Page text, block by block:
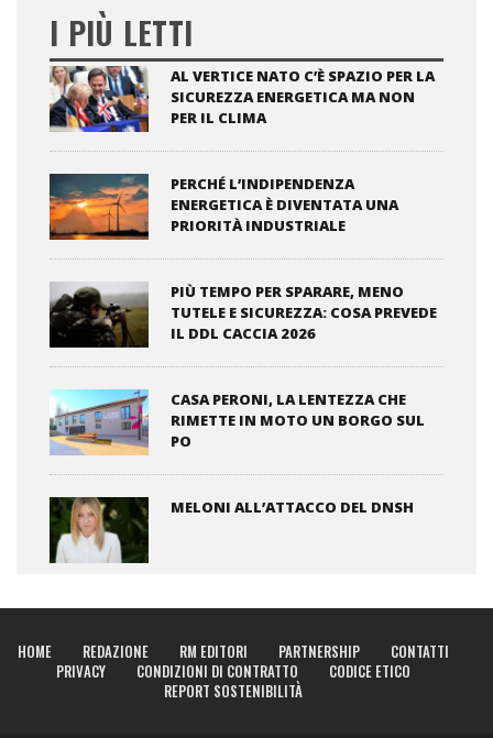
I PIÙ LETTI
AL VERTICE NATO C’È SPAZIO PER LA
SICUREZZA ENERGETICA MA NON
PER IL CLIMA
PERCHÉ L’INDIPENDENZA
ENERGETICA È DIVENTATA UNA
PRIORITÀ INDUSTRIALE
PIÙ TEMPO PER SPARARE, MENO
TUTELE E SICUREZZA: COSA PREVEDE
IL DDL CACCIA 2026
CASA PERONI, LA LENTEZZA CHE
RIMETTE IN MOTO UN BORGO SUL
PO
MELONI ALL’ATTACCO DEL DNSH
HOME REDAZIONE RM EDITORI PARTNERSHIP
CONTATTI
PRIVACY
CONDIZIONI DI CONTRATTO
CODICE ETICO
REPORT SOSTENIBILITÀ